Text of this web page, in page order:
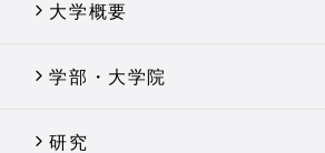
大学概要
学部・大学院
研究